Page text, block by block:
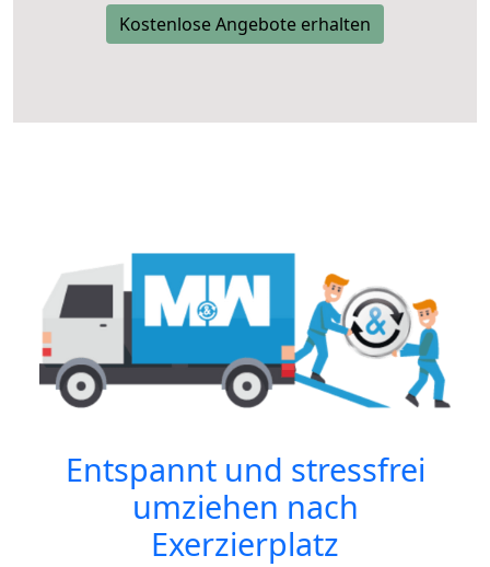
Kostenlose Angebote erhalten
Entspannt und stressfrei
umziehen nach
Exerzierplatz